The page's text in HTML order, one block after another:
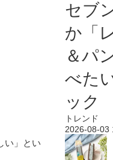
い」とい
セブ
か「
＆パ
べた
ック
トレンド
2026-08-03